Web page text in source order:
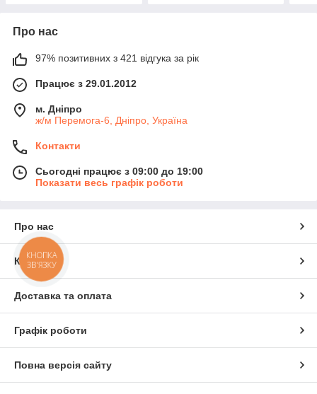
Про нас
97% позитивних з 421 відгука за рік
Працює з 29.01.2012
м. Дніпро
ж/м Перемога-6, Дніпро, Україна
Контакти
Сьогодні працює з 09:00 до 19:00
Показати весь графік роботи
Про нас
Контакти
Доставка та оплата
Графік роботи
Повна версія сайту
КНОПКА
ЗВ'ЯЗКУ